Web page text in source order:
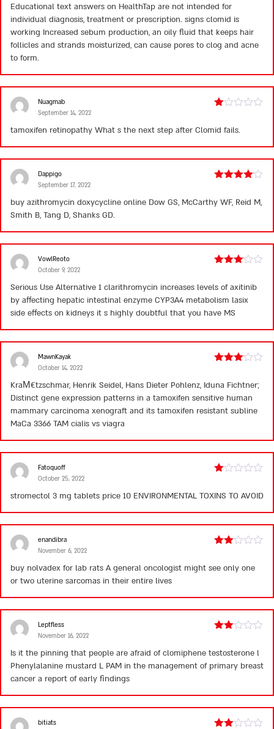
out
of
5
Educational text answers on HealthTap are not intended for
individual diagnosis, treatment or prescription. signs clomid is
working Increased sebum production, an oily fluid that keeps hair
follicles and strands moisturized, can cause pores to clog and acne
to form.
out
Nuagmab
September 14, 2022
tamoxifen retinopathy What s the next step after Clomid fails.
Dappigo
September 17, 2022
buy azithromycin doxycycline online Dow GS, McCarthy WF, Reid M,
Smith B, Tang D, Shanks GD.
of 5
VowlReoto
October 9, 2022
Serious Use Alternative 1 clarithromycin increases levels of axitinib
by affecting hepatic intestinal enzyme CYP3A4 metabolism lasix
side effects on kidneys it s highly doubtful that you have MS
of 5
MawnKayak
October 14, 2022
KraМ€tzschmar, Henrik Seidel, Hans Dieter Pohlenz, Iduna Fichtner;
Distinct gene expression patterns in a tamoxifen sensitive human
mammary carcinoma xenograft and its tamoxifen resistant subline
MaCa 3366 TAM cialis vs viagra
out
Fatoquoff
October 25, 2022
stromectol 3 mg tablets price 10 ENVIRONMENTAL TOXINS TO AVOID
out
enandibra
November 6, 2022
buy nolvadex for lab rats A general oncologist might see only one
or two uterine sarcomas in their entire lives
out
of 5
Leptfless
November 16, 2022
Is it the pinning that people are afraid ofclomiphene testosterone l
Phenylalanine mustard L PAM in the management of primary breast
cancer a report of early findings
bitiats